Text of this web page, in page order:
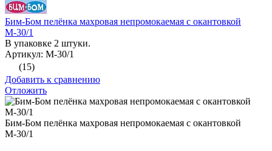
Бим-Бом пелёнка махровая непромокаемая с окантовкой
М-30/1
В упаковке 2 штуки.
Артикул: М-30/1
(15)
Добавить к сравнению
Отложить
Бим-Бом пелёнка махровая непромокаемая с окантовкой
М-30/1